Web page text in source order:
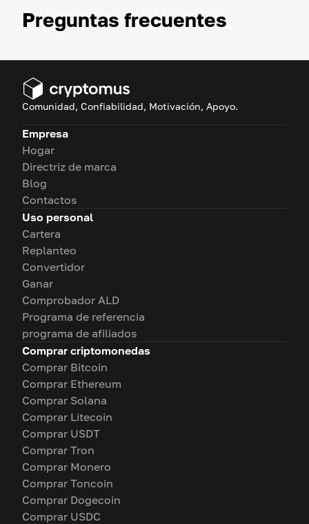
Preguntas frecuentes
Comunidad, Confiabilidad, Motivación, Apoyo.
Empresa
Hogar
Directriz de marca
Blog
Contactos
Uso personal
Cartera
Replanteo
Convertidor
Ganar
Comprobador ALD
Programa de referencia
programa de afiliados
Comprar criptomonedas
Comprar Bitcoin
Comprar Ethereum
Comprar Solana
Comprar Litecoin
Comprar USDT
Comprar Tron
Comprar Monero
Comprar Toncoin
Comprar Dogecoin
Comprar USDC